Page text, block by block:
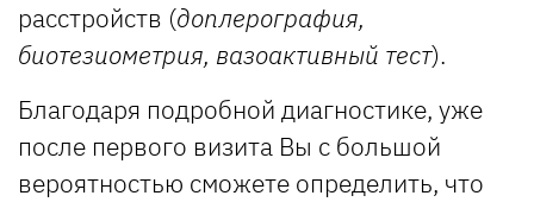
расстройств (доплерография,
биотезиометрия, вазоактивный тест).
Благодаря подробной диагностике, уже
после первого визита Вы с большой
вероятностью сможете определить, что